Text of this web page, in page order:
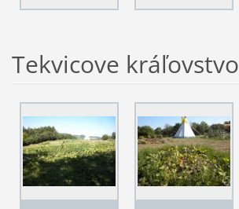
Tekvicove kráľovstvo